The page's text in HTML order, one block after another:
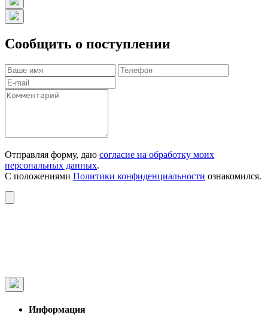
Сообщить о поступлении
Отправляя форму, даю согласие на обработку моих
персональных данных.
С положениями Политики конфиденциальности ознакомился.
Информация